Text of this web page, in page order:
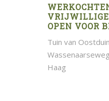
OPEN VOOR
Tuin van
Haag